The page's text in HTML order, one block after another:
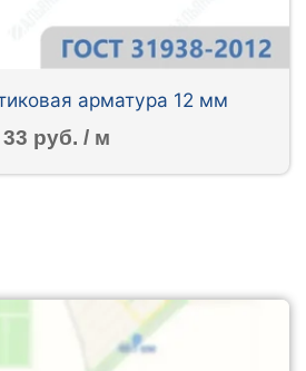
арматура 12 мм
33 руб. / м